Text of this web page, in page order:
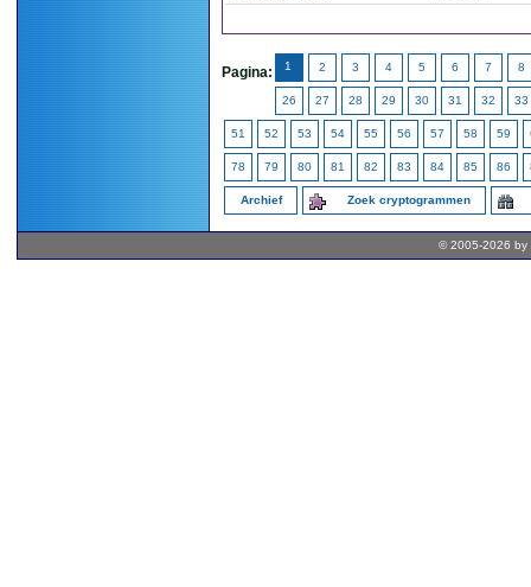
Pagina: 1 2 3 4 5 6 7 8
26 27 28 29 30 31 32 33
51 52 53 54 55 56 57 58 59
78 79 80 81 82 83 84 85 86
Archief Zoek cryptogrammen
© 2005-2026 by